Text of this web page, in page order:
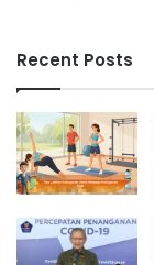
Recent Posts